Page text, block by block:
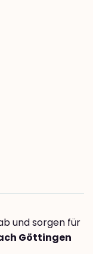
und sorgen für
Göttingen